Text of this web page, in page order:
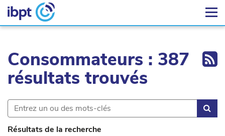
Consommateurs : 387
résultats trouvés
Résultats de la recherche